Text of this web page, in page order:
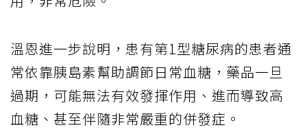
溫恩進一步說明，患有第1型糖尿病的患者通
常依靠胰島素幫助調節日常血糖，藥品一旦
過期，可能無法有效發揮作用、進而導致高
血糖、甚至伴隨非常嚴重的併發症。